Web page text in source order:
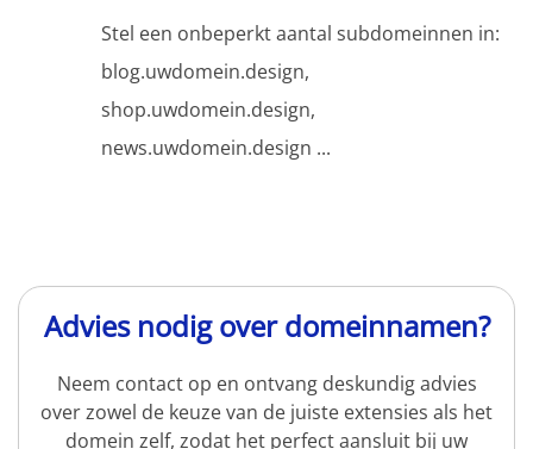
Stel een onbeperkt aantal subdomeinnen in:
blog.uwdomein.design,
shop.uwdomein.design,
news.uwdomein.design ...
Advies nodig over domeinnamen?
Neem contact op en ontvang deskundig advies
over zowel de keuze van de juiste extensies als het
domein zelf, zodat het perfect aansluit bij uw